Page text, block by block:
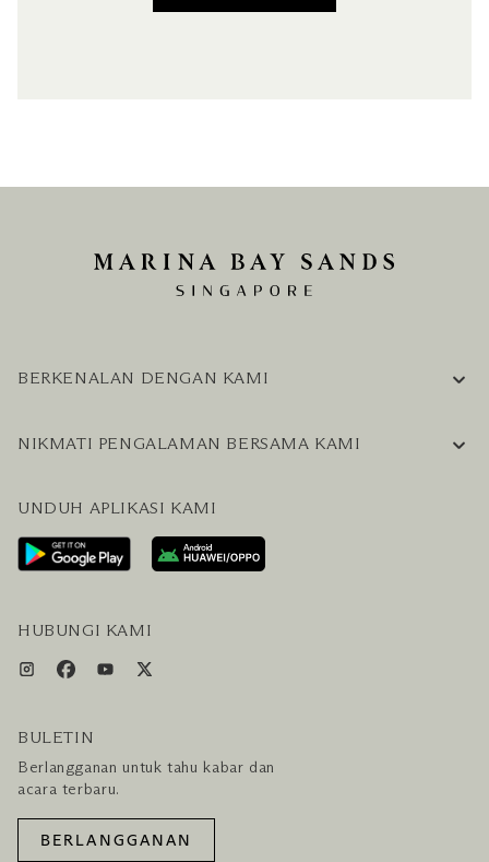
BERKENALAN DENGAN KAMI
KARIER
HUBUNGI KAMI
NIKMATI PENGALAMAN BERSAMA KAMI
RENCANAKAN KUNJUNGAN ANDA
LAYANAN PENGUNJUNG & FASILITAS
PAKET LENGKAP HOTEL DAN PENERBANGAN
UNDUH APLIKASI KAMI
HUBUNGI KAMI
BULETIN
Berlangganan untuk tahu kabar dan
acara terbaru.
BERLANGGANAN